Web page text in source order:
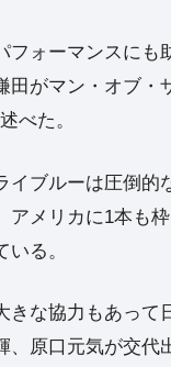
ォーマンスにも
田がマン・オブ
べた。
ブルーは圧倒的
メリカに1本も
る。
きな協力もあっ
原口元気が交代